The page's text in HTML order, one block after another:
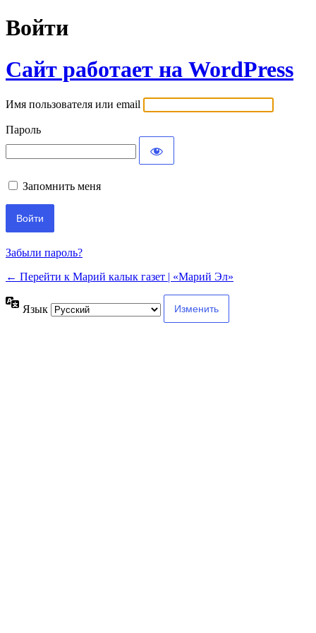
Войти
Сайт работает на WordPress
Имя пользователя или email
Пароль
Запомнить меня
Забыли пароль?
← Перейти к Марий калык газет | «Марий Эл»
Язык